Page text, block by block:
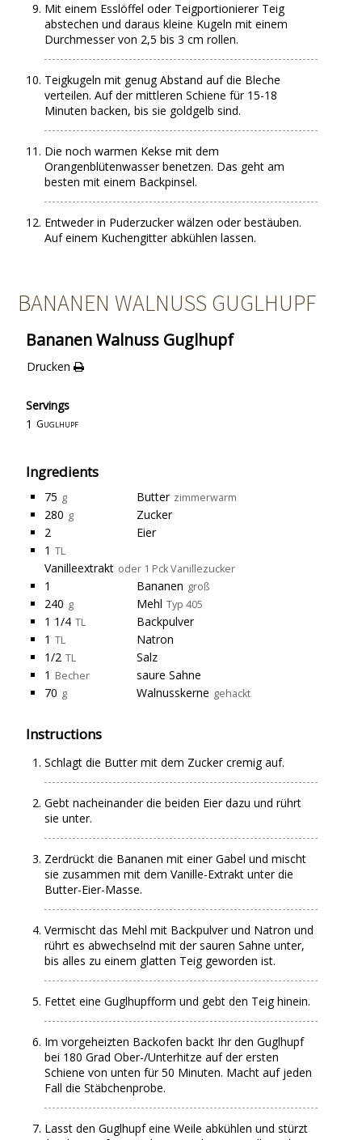
Mit einem Esslöffel oder Teigportionierer Teig
abstechen und daraus kleine Kugeln mit einem
Durchmesser von 2,5 bis 3 cm rollen.
Teigkugeln mit genug Abstand auf die Bleche
verteilen. Auf der mittleren Schiene für 15-18
Minuten backen, bis sie goldgelb sind.
Die noch warmen Kekse mit dem
Orangenblütenwasser benetzen. Das geht am
besten mit einem Backpinsel.
Entweder in Puderzucker wälzen oder bestäuben.
Auf einem Kuchengitter abkühlen lassen.
BANANEN WALNUSS GUGLHUPF
Bananen Walnuss Guglhupf
Drucken
Servings
1 Guglhupf
Ingredients
75 g Butter zimmerwarm
280 g
Zucker
2
Eier
1 TL
Vanilleextrakt oder 1 Pck Vanillezucker
1 Bananen groß
240 g Mehl Typ 405
1 1/4 TL
Backpulver
1 TL
Natron
1/2 TL
Salz
1 Becher
saure Sahne
70 g Walnusskerne gehackt
Instructions
Schlagt die Butter mit dem Zucker cremig auf.
Gebt nacheinander die beiden Eier dazu und rührt
sie unter.
Zerdrückt die Bananen mit einer Gabel und mischt
sie zusammen mit dem Vanille-Extrakt unter die
Butter-Eier-Masse.
Vermischt das Mehl mit Backpulver und Natron und
rührt es abwechselnd mit der sauren Sahne unter,
bis alles zu einem glatten Teig geworden ist.
Fettet eine Guglhupfform und gebt den Teig hinein.
Im vorgeheizten Backofen backt Ihr den Guglhupf
bei 180 Grad Ober-/Unterhitze auf der ersten
Schiene von unten für 50 Minuten. Macht auf jeden
Fall die Stäbchenprobe.
Lasst den Guglhupf eine Weile abkühlen und stürzt